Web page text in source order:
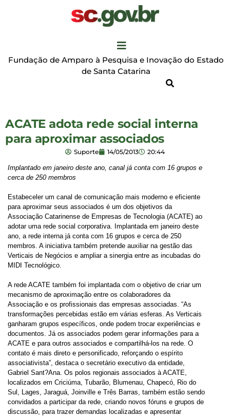
Fundação de Amparo à Pesquisa e Inovação do Estado
de Santa Catarina
ACATE adota rede social interna
para aproximar associados
Suporte 14/05/2013 20:44
Implantado em janeiro deste ano, canal já conta com 16 grupos e
cerca de 250 membros
Estabeceler um canal de comunicação mais moderno e eficiente
para aproximar seus associados é um dos objetivos da
Associação Catarinense de Empresas de Tecnologia (ACATE) ao
adotar uma rede social corporativa. Implantada em janeiro deste
ano, a rede interna já conta com 16 grupos e cerca de 250
membros. A iniciativa também pretende auxiliar na gestão das
Verticais de Negócios e ampliar a sinergia entre as incubadas do
MIDI Tecnológico.
A rede ACATE também foi implantada com o objetivo de criar um
mecanismo de aproximação entre os colaboradores da
Associação e os profissionais das empresas associadas. “As
transformações percebidas estão em várias esferas. As Verticais
ganharam grupos específicos, onde podem trocar experiências e
documentos. Já os associados podem gerar informações para a
ACATE e para outros associados e compartilhá-los na rede. O
contato é mais direto e personificado, reforçando o espírito
associativista”, destaca o secretário executivo da entidade,
Gabriel Sant?Ana. Os polos regionais associados à ACATE,
localizados em Criciúma, Tubarão, Blumenau, Chapecó, Rio do
Sul, Lages, Jaraguá, Joinville e Três Barras, também estão sendo
convidados a participar da rede, criando novos fóruns e grupos de
discussão, para trazer demandas localizadas e apresentar